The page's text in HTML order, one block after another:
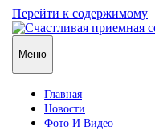
Перейти к содержимому
Меню
Главная
Новости
Фото И Видео